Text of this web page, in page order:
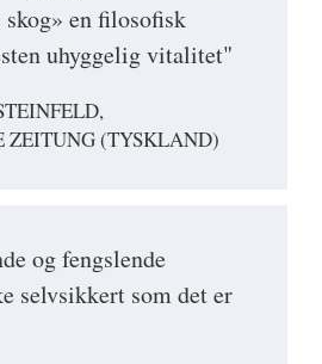
skog» en filosofisk
uhyggelig vitalitet"
ZEITUNG (TYSKLAND)
og fengslende
selvsikkert som det er